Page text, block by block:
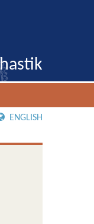
ENGLISH